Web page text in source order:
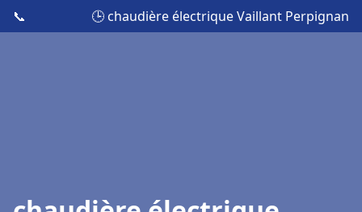
📞 🕒 chaudière électrique Vaillant Perpignan